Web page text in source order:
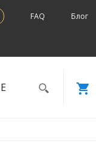
FAQ Блог